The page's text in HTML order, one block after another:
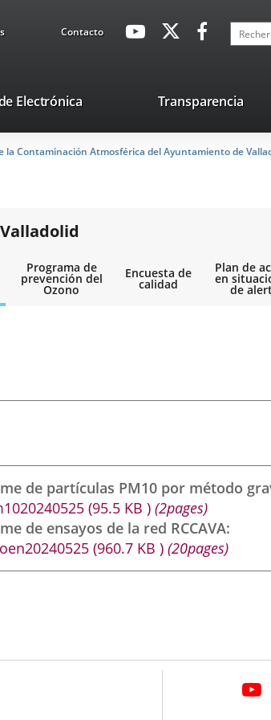
ContactoavaHeaderSocial
Enlace
externa.
Enlace
aplicación
externa.
Enlace
aplicación
externa.
ElectrónicaEnlace
una
aplicación
Transparencia
la Contaminación Atmosférica del Ayuntamiento de
Programa de
prevención del
Ozono
Encuesta de
calidad
Plan de
en
de
de partículas PM10 por método
(95.5 KB) (2pages)
de ensayos de la red RCCAVA
(960.7 KB) (20pages)